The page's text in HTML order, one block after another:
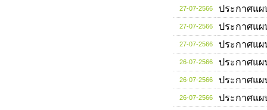
27-07-2566 ประกาศแผ
27-07-2566 ประกาศแผ
27-07-2566 ประกาศแผ
26-07-2566 ประกาศแผ
26-07-2566 ประกาศแผ
26-07-2566 ประกาศแผ